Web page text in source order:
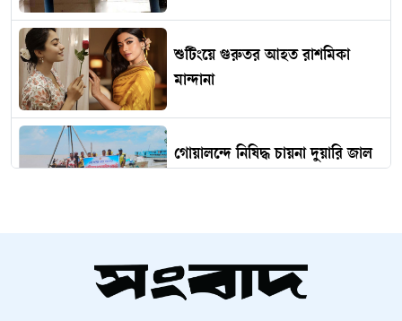
শুটিংয়ে গুরুতর আহত রাশমিকা
মান্দানা
গোয়ালন্দে নিষিদ্ধ চায়না দুয়ারি জাল
আগামীর বাংলাদেশ